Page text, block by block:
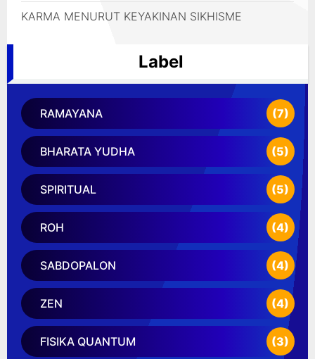
KARMA MENURUT KEYAKINAN SIKHISME
Label
RAMAYANA (7)
BHARATA YUDHA (5)
SPIRITUAL (5)
ROH (4)
SABDOPALON (4)
ZEN (4)
FISIKA QUANTUM (3)